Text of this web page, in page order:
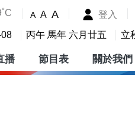
A A A 登入
丙午 馬年 六月廿五 立
播 節目表 關於我們